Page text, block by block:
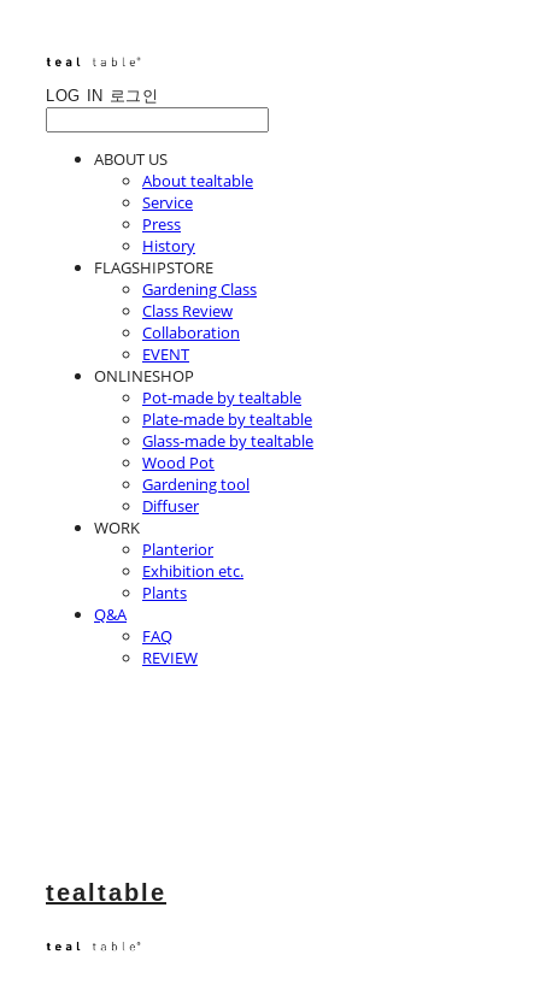
LOG IN 로그인
ABOUT US
About tealtable
Service
Press
History
FLAGSHIPSTORE
Gardening Class
Class Review
Collaboration
EVENT
ONLINESHOP
Pot-made by tealtable
Plate-made by tealtable
Glass-made by tealtable
Wood Pot
Gardening tool
Diffuser
WORK
Planterior
Exhibition etc.
Plants
Q&A
FAQ
REVIEW
tealtable